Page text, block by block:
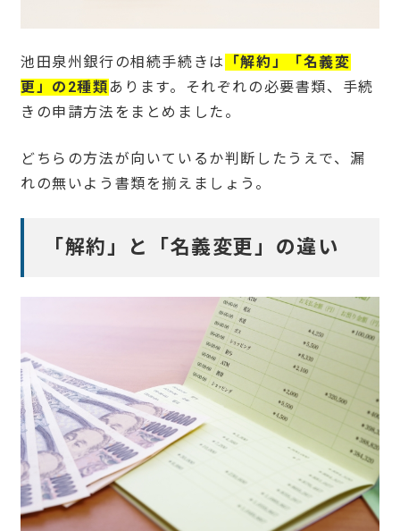
池田泉州銀行の相続手続きは
「解約」「名義変
更」 の2種類 あります。それぞれの必要書類、手続
きの申請方法をまとめました。
どちらの方法が向いているか判断したうえで、漏
れの無いよう書類を揃えましょう。
「解約」と「名義変更」の違い